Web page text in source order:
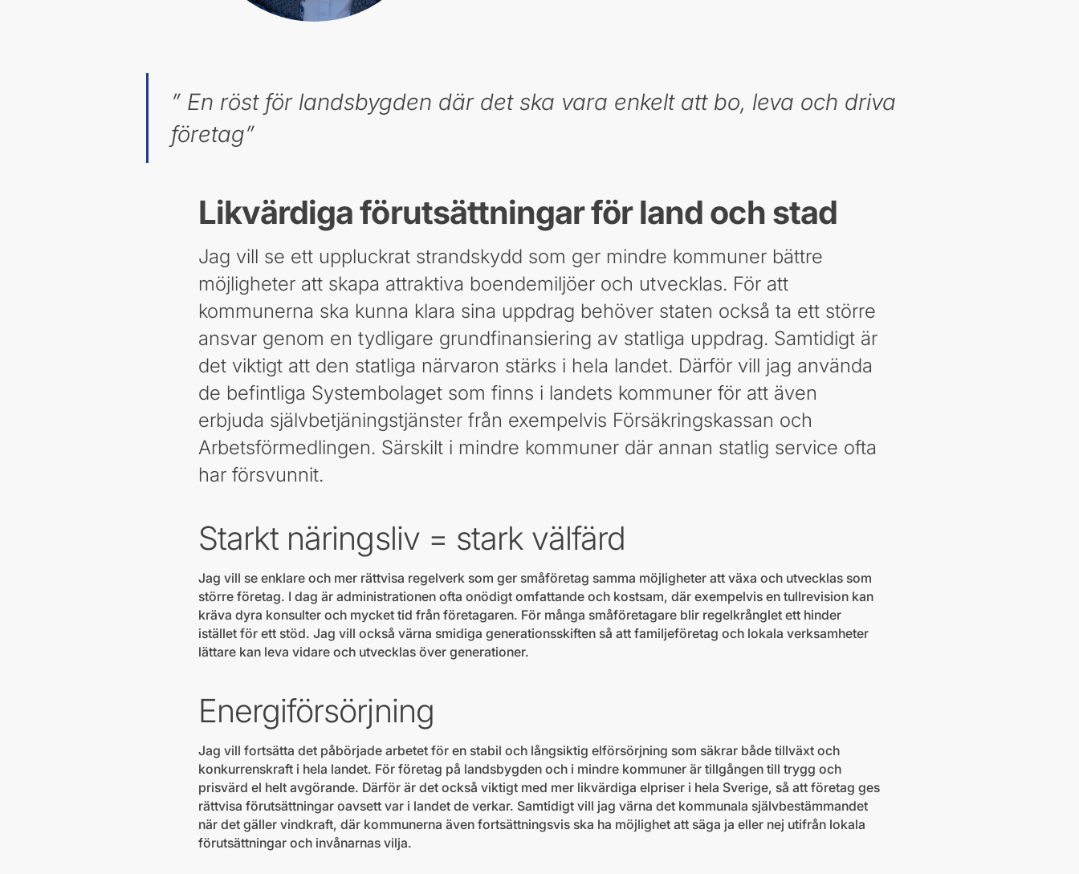
” En röst för landsbygden där det ska vara enkelt att bo, leva och driva
företag”
Likvärdiga förutsättningar för land och stad
Jag vill se ett uppluckrat strandskydd som ger mindre kommuner bättre
möjligheter att skapa attraktiva boendemiljöer och utvecklas. För att
kommunerna ska kunna klara sina uppdrag behöver staten också ta ett större
ansvar genom en tydligare grundfinansiering av statliga uppdrag. Samtidigt är
det viktigt att den statliga närvaron stärks i hela landet. Därför vill jag använda
de befintliga Systembolaget som finns i landets kommuner för att även
erbjuda självbetjäningstjänster från exempelvis Försäkringskassan och
Arbetsförmedlingen. Särskilt i mindre kommuner där annan statlig service ofta
har försvunnit.
Starkt näringsliv = stark välfärd
Jag vill se enklare och mer rättvisa regelverk som ger småföretag samma möjligheter att växa och utvecklas som
större företag. I dag är administrationen ofta onödigt omfattande och kostsam, där exempelvis en tullrevision kan
kräva dyra konsulter och mycket tid från företagaren. För många småföretagare blir regelkrånglet ett hinder
istället för ett stöd. Jag vill också värna smidiga generationsskiften så att familjeföretag och lokala verksamheter
lättare kan leva vidare och utvecklas över generationer.
Energiförsörjning
Jag vill fortsätta det påbörjade arbetet för en stabil och långsiktig elförsörjning som säkrar både tillväxt och
konkurrenskraft i hela landet. För företag på landsbygden och i mindre kommuner är tillgången till trygg och
prisvärd el helt avgörande. Därför är det också viktigt med mer likvärdiga elpriser i hela Sverige, så att företag ges
rättvisa förutsättningar oavsett var i landet de verkar. Samtidigt vill jag värna det kommunala självbestämmandet
när det gäller vindkraft, där kommunerna även fortsättningsvis ska ha möjlighet att säga ja eller nej utifrån lokala
förutsättningar och invånarnas vilja.